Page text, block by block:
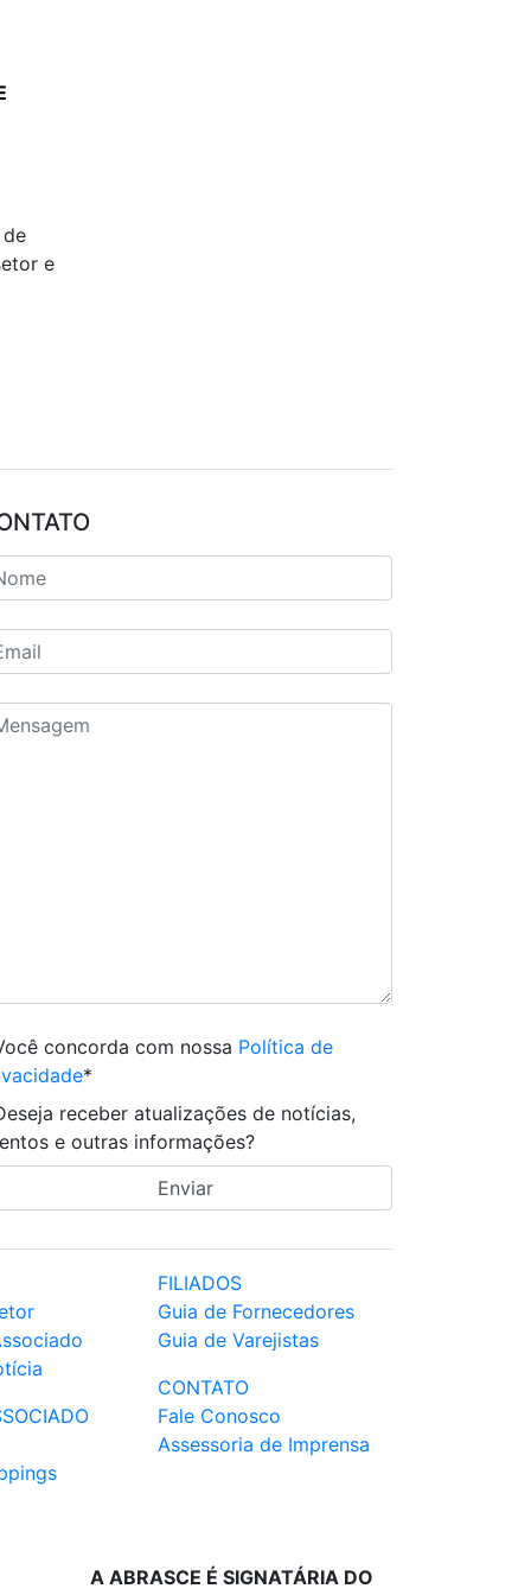
e
concorda com nossa Política de
*
receber atualizações de notícias,
e outras informações?
FILIADOS
Guia de Fornecedores
Guia de Varejistas
CONTATO
Fale Conosco
Assessoria de Imprensa
A ABRASCE É SIGNATÁRIA DO